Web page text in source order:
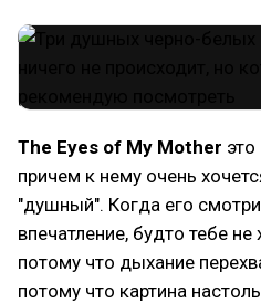
The Eyes of My Mother
причем к нему очень
"душный". Когда его
впечатление, будто тебе не
потому что дыхание
потому что картина